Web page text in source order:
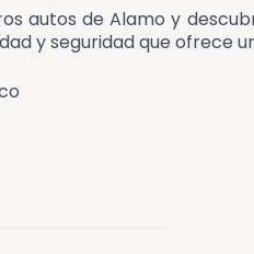
autos de Alamo y
y seguridad que ofrece